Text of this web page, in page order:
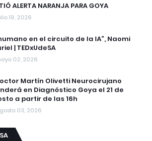
ALERTA NARANJA PARA GOYA
19, 2026
en el circuito de la IA”, Naomi
| TEDxUdeSA
02, 2026
Martín Olivetti Neurocirujano
en Diagnóstico Goya el 21 de
a partir de las 16h
03, 2026